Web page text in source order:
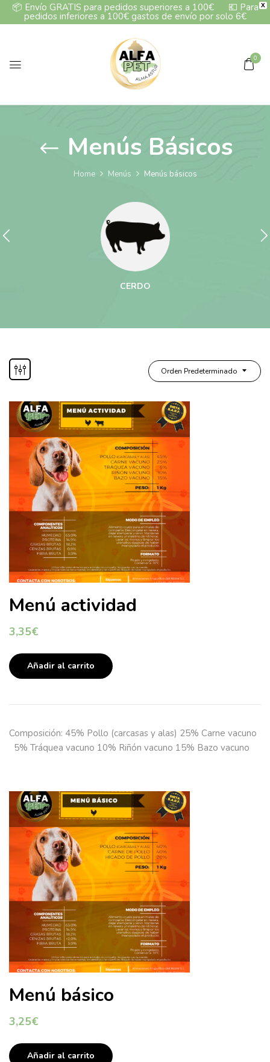
X
📦 Envío GRATIS para pedidos superiores a 100€💶 Para
pedidos inferiores a 100€ gastos de envío por solo 6€
0
Menús Básicos
Home Menús Menús básicos
CERDO
Orden Predeterminado
Menú actividad
3,35€
Añadir al carrito
Composición: 45% Pollo (carcasas y alas) 25% Carne vacuno
5% Tráquea vacuno 10% Riñón vacuno 15% Bazo vacuno
Menú básico
3,25€
Añadir al carrito